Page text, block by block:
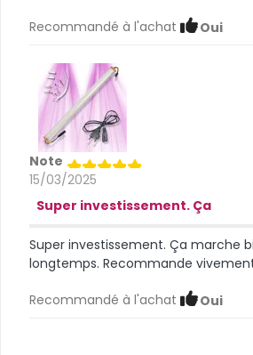
Recommandé à l'achat Oui
Note
15/03/2025
Super investissement. Ça
Super investissement. Ça marche
longtemps. Recommande
Recommandé à l'achat Oui